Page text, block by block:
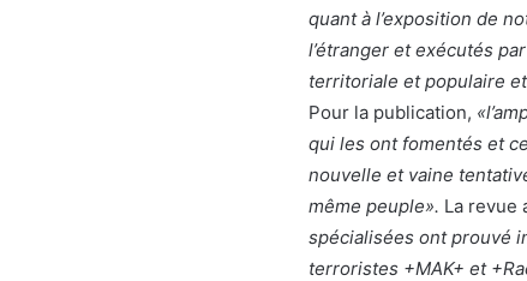
quant à l’exposition de
l’étranger et exécutés
territoriale et populaire
Pour la publication,
qui les ont fomentés et
nouvelle et vaine
même peuple». La revue
spécialisées ont prouvé
terroristes +MAK+ et